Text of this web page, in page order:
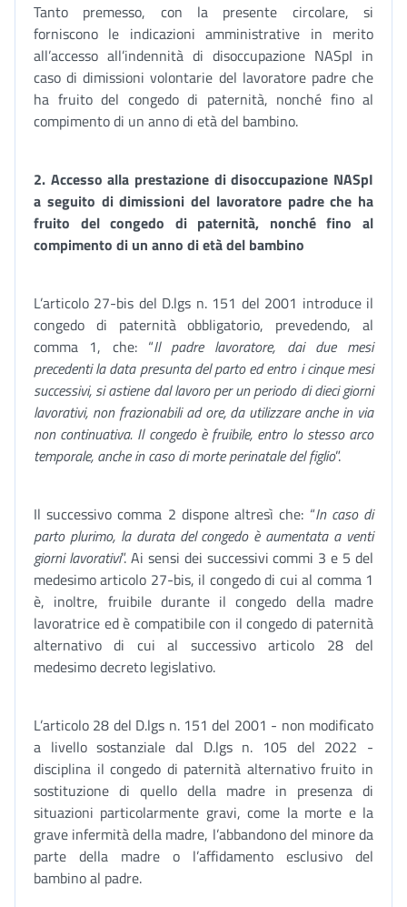
Tanto premesso, con la presente circolare, si
forniscono le indicazioni amministrative in merito
all’accesso all’indennità di disoccupazione NASpI in
caso di dimissioni volontarie del lavoratore padre che
ha fruito del congedo di paternità, nonché fino al
compimento di un anno di età del bambino.
2. Accesso alla prestazione di disoccupazione NASpI
a seguito di dimissioni del lavoratore padre che ha
fruito del congedo di paternità, nonché fino al
compimento di un anno di età del bambino
L’articolo 27-bis del D.lgs n. 151 del 2001 introduce il
congedo di paternità obbligatorio, prevedendo, al
comma 1, che: “Il padre lavoratore, dai due mesi
precedenti la data presunta del parto ed entro i cinque mesi
successivi, si astiene dal lavoro per un periodo di dieci giorni
lavorativi, non frazionabili ad ore, da utilizzare anche in via
non continuativa. Il congedo è fruibile, entro lo stesso arco
temporale, anche in caso di morte perinatale del figlio”.
Il successivo comma 2 dispone altresì che: “In caso di
parto plurimo, la durata del congedo è aumentata a venti
giorni lavorativi”. Ai sensi dei successivi commi 3 e 5 del
medesimo articolo 27-bis, il congedo di cui al comma 1
è, inoltre, fruibile durante il congedo della madre
lavoratrice ed è compatibile con il congedo di paternità
alternativo di cui al successivo articolo 28 del
medesimo decreto legislativo.
L’articolo 28 del D.lgs n. 151 del 2001 - non modificato
a livello sostanziale dal D.lgs n. 105 del 2022 -
disciplina il congedo di paternità alternativo fruito in
sostituzione di quello della madre in presenza di
situazioni particolarmente gravi, come la morte e la
grave infermità della madre, l’abbandono del minore da
parte della madre o l’affidamento esclusivo del
bambino al padre.